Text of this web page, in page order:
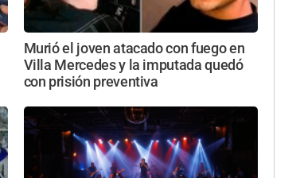
Murió el joven atacado con fuego en
Villa Mercedes y la imputada quedó
con prisión preventiva